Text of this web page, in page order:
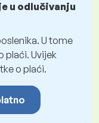
u odlučivanju
U tome
plaći. Uvijek
o plaći.